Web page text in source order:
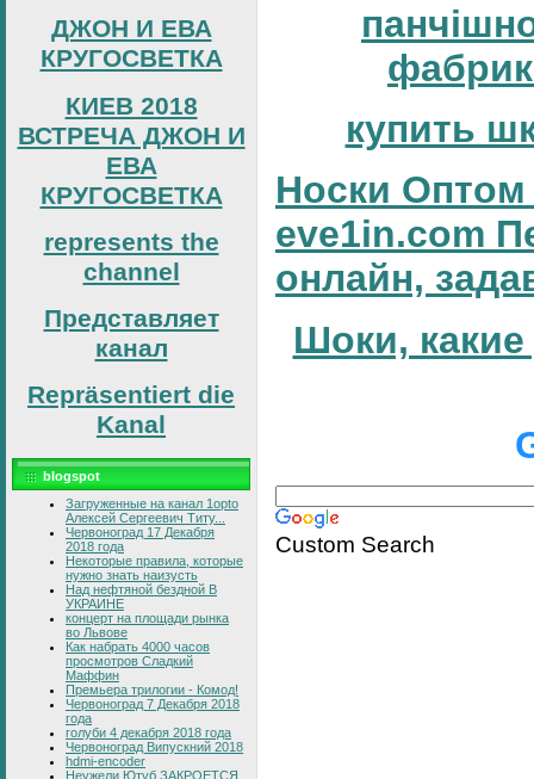
ДЖОН И ЕВА
КРУГОСВЕТКА
КИЕВ 2018
ВСТРЕЧА ДЖОН И
ЕВА
КРУГОСВЕТКА
represents the
channel
Представляет
канал
Repräsentiert die
Kanal
blogspot
Загруженные на канал 1opto
Алексей Сергеевич Титу...
Червоноград 17 Декабря
2018 года
Некоторые правила, которые
нужно знать наизусть
Над нефтяной бездной В
УКРАИНЕ
концерт на площади рынка
во Львове
Как набрать 4000 часов
просмотров Сладкий
Маффин
Премьера трилогии - Комод!
Червоноград 7 Декабря 2018
года
голуби 4 декабря 2018 года
Червоноград Випускний 2018
hdmi-encoder
Неужели Ютуб ЗАКРОЕТСЯ
купить
Носки Оптом
eve1in.com
онлайн,
Шоки, какие
Custom Search